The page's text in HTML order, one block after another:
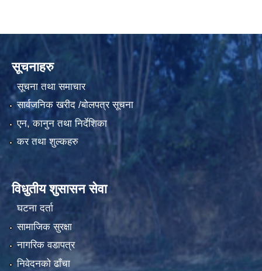
सूचनाहरु
सूचना तथा समाचार
सार्वजनिक खरीद /बोलपत्र सूचना
एन, कानुन तथा निर्देशिका
कर तथा शुल्कहरु
विधुतीय शुसासन सेवा
घटना दर्ता
सामाजिक सुरक्षा
नागरिक वडापत्र
निवेदनको ढाँचा